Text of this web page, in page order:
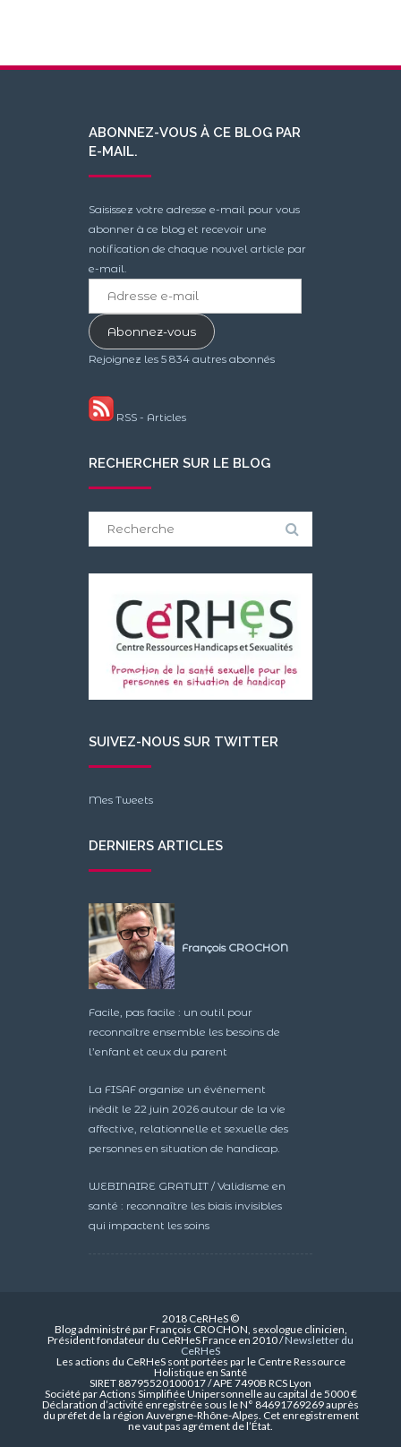
ABONNEZ-VOUS À CE BLOG PAR
E-MAIL.
Saisissez votre adresse e-mail pour vous
abonner à ce blog et recevoir une
notification de chaque nouvel article par
e-mail.
mailAbonnez-vous
Rejoignez les 5 834 autres abonnés
RSS - Articles
RECHERCHER SUR LE BLOG
SUIVEZ-NOUS SUR TWITTER
Mes Tweets
DERNIERS ARTICLES
François CROCHON
Facile, pas facile : un outil pour
reconnaître ensemble les besoins de
l’enfant et ceux du parent
La FISAF organise un événement
inédit le 22 juin 2026 autour de la vie
affective, relationnelle et sexuelle des
personnes en situation de handicap.
WEBINAIRE GRATUIT / Validisme en
santé : reconnaître les biais invisibles
qui impactent les soins
2018 CeRHeS ©
Blog administré par François CROCHON, sexologue clinicien,
Président fondateur du CeRHeS France en 2010 /Newsletter du
CeRHeS
Les actions du CeRHeS sont portées par le Centre Ressource
Holistique en Santé
SIRET 88795520100017 / APE 7490B RCS Lyon
Société par Actions Simplifiée Unipersonnelle au capital de 5000 €
Déclaration d’activité enregistrée sous le N° 84691769269 auprès
du préfet de la région Auvergne-Rhône-Alpes. Cet enregistrement
ne vaut pas agrément de l’État.